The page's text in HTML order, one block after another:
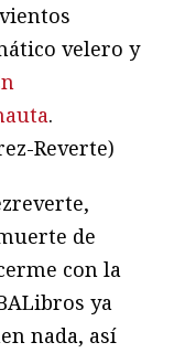
velero y
.
Reverte)
de
con la
ya
nada, así